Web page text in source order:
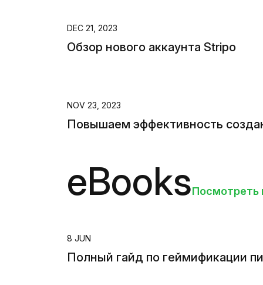
DEC 21, 2023
Обзор нового аккаунта Stripo
NOV 23, 2023
Повышаем эффективность
eBooksПосмотреть
8 JUN
Полный гайд по геймификации